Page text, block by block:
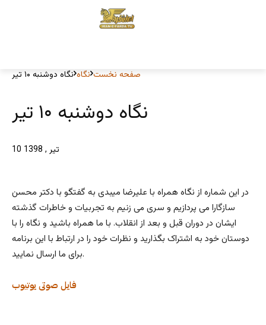
صفحه نخست نگاه نگاه دوشنبه ۱۰ تیر
نگاه دوشنبه ۱۰ تیر
10 تیر , 1398
در این شماره از نگاه همراه با علیرضا میبدی به گفتگو با دکتر محسن
سازگارا می پردازیم و سری می زنیم به تجربیات و خاطرات گذشته
ایشان در دوران قبل و بعد از انقلاب. با ما همراه باشید و نگاه را با
دوستان خود به اشتراک بگذارید و نظرات خود را در ارتباط با این برنامه
برای ما ارسال نمایید.
یوتیوب فایل صوتی